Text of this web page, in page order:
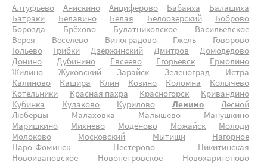
Алтуфьево Анискино Анциферово Бабаиха
Балашиха
Батраки
Белавино Белая Белоозерский
Боброво
Борозда
Брёхово Булатниковское
Васильевское
Верея
Веселево Виноградово Гжель
Говорово
Гольево
Грибки Дзержинский Дмитров
Домодедово
Донино
Дубинино Евсеево Егорьевск
Ермолино
Жилино
Жуковский Зарайск Зеленоград
Истра
Калиново
Кашира Клин Козино Коломна
Колычево
Котельники
Красная пахра Красногорск
Кривандино
Кубинка
Кулаково Курилово Ленино
Лесной
Люберцы
Малаховка Малышево
Манушкино
Маришкино
Михнево Моденово Можайск
Молоди
Молоково
Московский Мытищи
Нагорное
Наро-Фоминск
Нестерово
Никитинская
Новоивановское
Новопетровское
Новохаритоново